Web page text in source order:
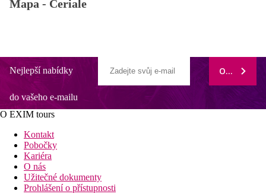
Mapa - Ceriale
Nejlepší nabídky
do vašeho e-mailu
ODEBÍRAT
O EXIM tours
Kontakt
Pobočky
Kariéra
O nás
Užitečné dokumenty
Prohlášení o přístupnosti